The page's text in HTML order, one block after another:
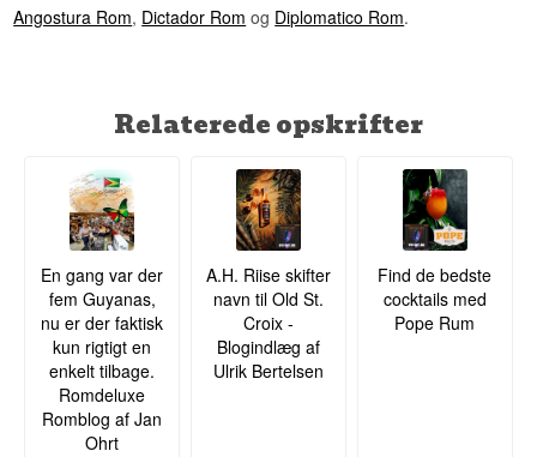
Angostura Rom, Dictador Rom og Diplomatico Rom.
Relaterede opskrifter
En gang var der
fem Guyanas,
nu er der faktisk
kun rigtigt en
enkelt tilbage.
Romdeluxe
Romblog af Jan
Ohrt
A.H. Riise skifter
navn til Old St.
Croix -
Blogindlæg af
Ulrik Bertelsen
Find de bedste
cocktails med
Pope Rum